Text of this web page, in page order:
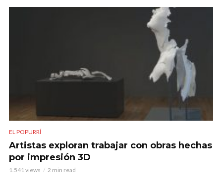
EL POPURRÍ
Artistas exploran trabajar con obras hechas
por impresión 3D
1.541 views 2 min read